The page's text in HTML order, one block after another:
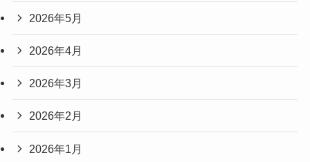
2026年5月
2026年4月
2026年3月
2026年2月
2026年1月